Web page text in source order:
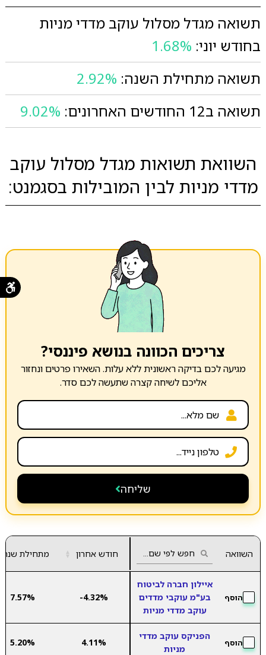
תשואה מגדל מסלול עוקב מדדי מניות
בחודש יוני: 1.68%
תשואה מתחילת השנה: 2.92%
תשואה ב12 החודשים האחרונים:
9.02%
השוואת תשואות מגדל מסלול עוקב
מדדי מניות לבין המובילות בסגמנט:
צריכים הכוונה בנושא פיננסי?
מגיעה לכם בדיקה ראשונית ללא עלות. השאירו פרטים ונחזור
אליכם לשיחה קצרה שתעשה לכם סדר.
שליחה
השוואה חודש אחרון ▲
▼ מתחילת שנה
הוסף
איילון חברה לביטוח
בע"מ עוקבי מדדים
עוקב מדדי מניות
-4.32%
7.57%
הוסף
הפניקס עוקב מדדי
מניות
4.11%
5.20%